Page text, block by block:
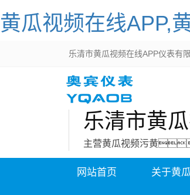
黄瓜视频在线APP,
乐清市黄瓜视频在线APP仪表有
乐清市黄
主营黄瓜视频污黄
网站首页 关于黄